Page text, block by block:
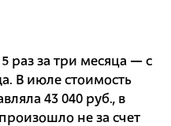
раз за три месяца — с
В июле стоимость
43 040 руб., в
не за счет